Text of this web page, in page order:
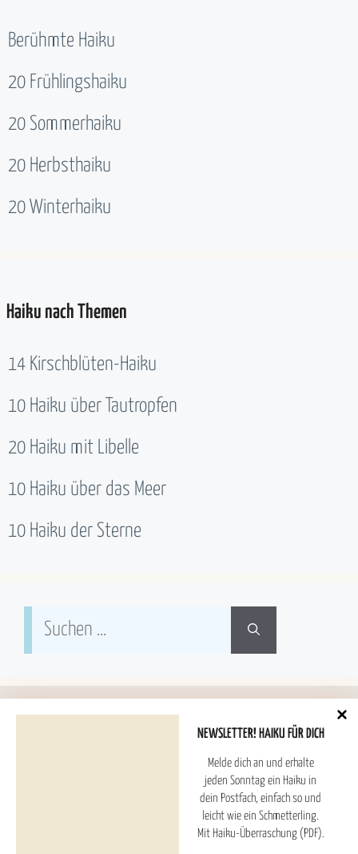
NEWSLETTER! HAIKU FÜR DICH
Melde dich an und erhalte
jeden Sonntag ein Haiku in
dein Postfach, einfach so und
leicht wie ein Schmetterling.
Mit Haiku-Überraschung (PDF).
Berühmte Haiku
20 Frühlingshaiku
20 Sommerhaiku
20 Herbsthaiku
20 Winterhaiku
Haiku nach Themen
14 Kirschblüten-Haiku
10 Haiku über Tautropfen
20 Haiku mit Libelle
10 Haiku über das Meer
10 Haiku der Sterne
Suchen
nach:
Haiku Überraschung (PDF) und Newsletter